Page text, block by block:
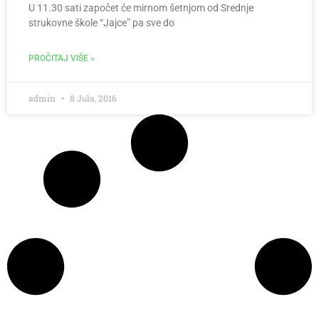
U 11.30 sati započet će mirnom šetnjom od Srednje
strukovne škole “Jajce” pa sve do
PROČITAJ VIŠE »
admin 8 Jula, 2016